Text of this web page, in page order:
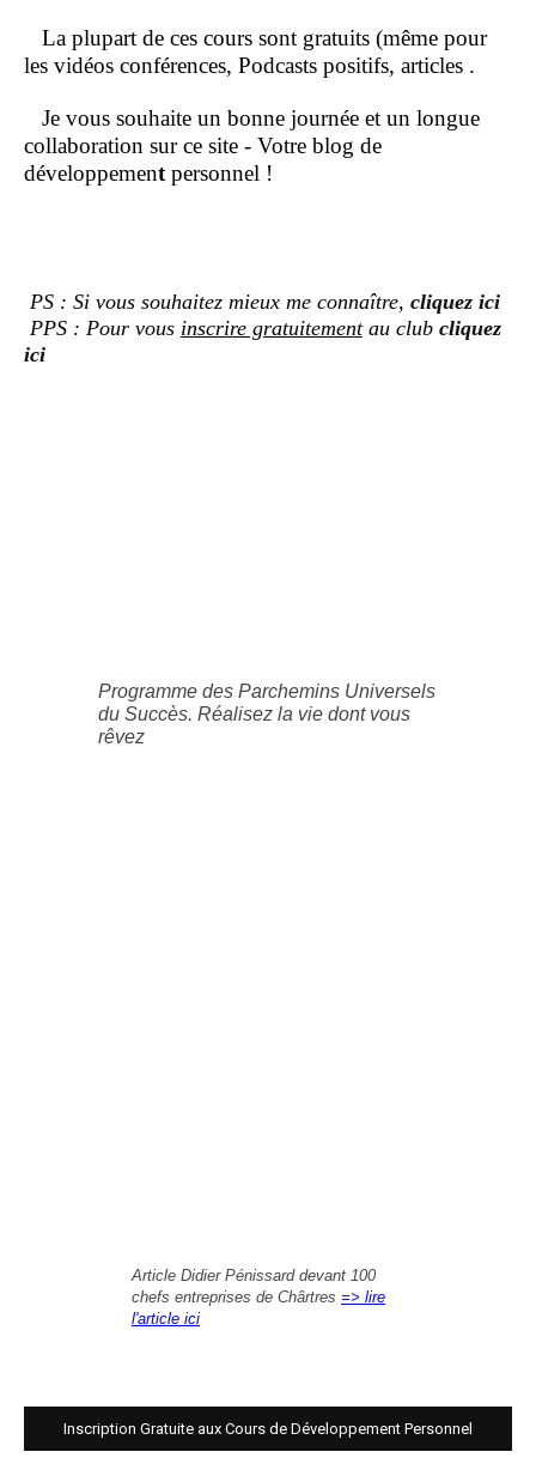
La plupart de ces cours sont gratuits (même pour
les vidéos conférences, Podcasts positifs, articles .
Je vous souhaite un bonne journée et un longue
collaboration sur ce site - Votre blog de
développementpersonnel !
PS : Si vous souhaitez mieux me connaître, cliquez ici
PPS : Pour vous inscrire gratuitementau club cliquez
ici
Programme des Parchemins Universels
du Succès. Réalisez la vie dont vous
rêvez
Article Didier Pénissard devant 100
chefs entreprises de Chârtres => lire
l'article ici
Inscription Gratuite aux Cours de Développement Personnel